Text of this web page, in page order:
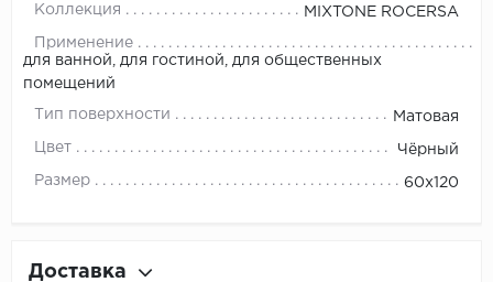
Коллекция MIXTONE ROCERSA
Применение
для ванной, для гостиной, для общественных
помещений
Тип поверхности Матовая
Цвет Чёрный
Размер 60x120
Доставка